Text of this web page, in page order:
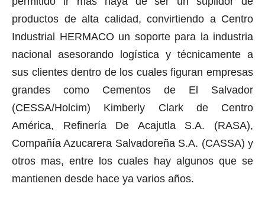
productos de alta calidad, convirtiendo a Centro
Industrial HERMACO un soporte para la industria
nacional asesorando logística y técnicamente a
sus clientes dentro de los cuales figuran empresas
grandes como Cementos de El Salvador
(CESSA/Holcim) Kimberly Clark de Centro
América, Refinería De Acajutla S.A. (RASA),
Compañía Azucarera Salvadoreña S.A. (CASSA) y
otros mas, entre los cuales hay algunos que se
mantienen desde hace ya varios años.